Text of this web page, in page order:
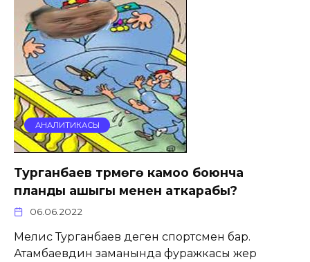
АНАЛИТИКАСЫ
Турганбаев түрмөгө камоо боюнча
планды ашыгы менен аткарабы?
06.06.2022
Мелис Турганбаев деген спортсмен бар.
Атамбаевдин заманында фуражкасы жер